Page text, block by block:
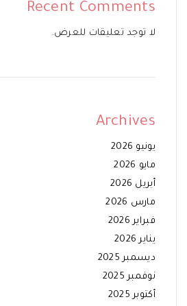
Recent Comments
لا توجد تعليقات للعرض.
Archives
يونيو 2026
مايو 2026
أبريل 2026
مارس 2026
فبراير 2026
يناير 2026
ديسمبر 2025
نوفمبر 2025
أكتوبر 2025